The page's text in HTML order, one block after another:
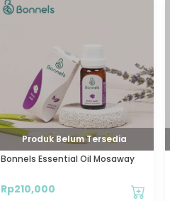
Produk Belum Tersedia
Bonnels Essential Oil Mosaway
Rp210,000